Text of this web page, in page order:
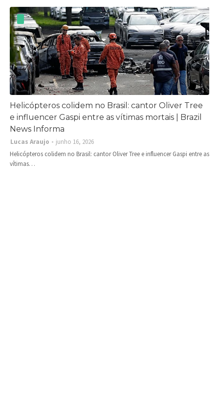
Helicópteros colidem no Brasil: cantor Oliver Tree
e influencer Gaspi entre as vítimas mortais | Brazil
News Informa
Lucas Araujo
junho 16, 2026
Helicópteros colidem no Brasil: cantor Oliver Tree e influencer Gaspi entre as
vítimas…